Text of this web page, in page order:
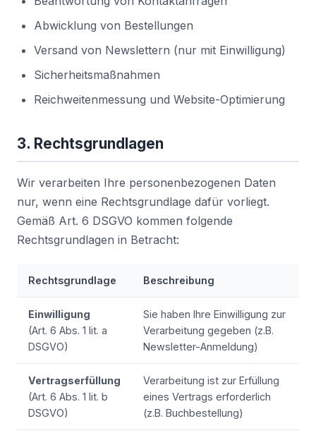
Abwicklung von Bestellungen
Versand von Newslettern (nur mit Einwilligung)
Sicherheitsmaßnahmen
Reichweitenmessung und Website-Optimierung
3. Rechtsgrundlagen
Wir verarbeiten Ihre personenbezogenen Daten
nur, wenn eine Rechtsgrundlage dafür vorliegt.
Gemäß Art. 6 DSGVO kommen folgende
Rechtsgrundlagen in Betracht:
Rechtsgrundlage Beschreibung
Einwilligung
(Art. 6 Abs. 1 lit. a
DSGVO)
Sie haben Ihre Einwilligung zur
Verarbeitung gegeben (z.B.
Newsletter-Anmeldung)
Vertragserfüllung
(Art. 6 Abs. 1 lit. b
DSGVO)
Verarbeitung ist zur Erfüllung
eines Vertrags erforderlich
(z.B. Buchbestellung)